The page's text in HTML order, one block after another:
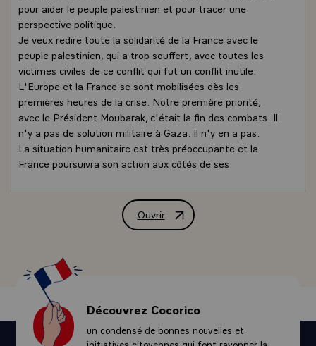
pour aider le peuple palestinien et pour tracer une
perspective politique.
Je veux redire toute la solidarité de la France avec le
peuple palestinien, qui a trop souffert, avec toutes les
victimes civiles de ce conflit qui fut un conflit inutile.
L'Europe et la France se sont mobilisées dès les
premières heures de la crise. Notre première priorité,
avec le Président Moubarak, c'était la fin des combats. Il
n'y a pas de solution militaire à Gaza. Il n'y en a pas.
La situation humanitaire est très préoccupante et la
France poursuivra son action aux côtés de ses
Pendant la crise, nous avons affrété neuf avions chargés
d'aide d'urgence. Nous allons continuer notre aide en
allons, Monsieur le Président Mahmoud Abbas, vous
apporter un soutien financier pour que vous puissiez
dédommager les propriétaires de maisons détruites
pendant le conflit et amorcer ainsi le retour à des
conditions de vie normale pour les milliers de Palestiniens
privés de foyer. Nous allons fournir une aide budgétaire
Ouvrir
Déclaration de M. Nicolas Sarkozy,
Découvrez Cocorico
un condensé de bonnes nouvelles et